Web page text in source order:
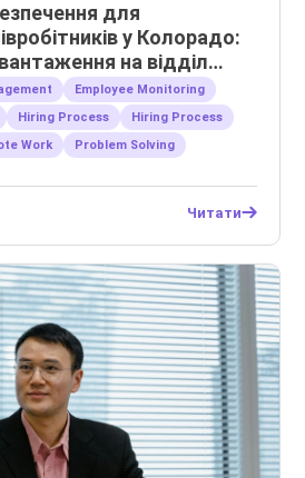
для
у Колорадо:
на відділ
віддаленими
Employee Monitoring
Hiring Process
Hiring Process
Work
Problem Solving
Читати